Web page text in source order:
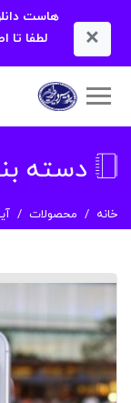
×
هاست
لطفا تا
دسته
خانه محصولات